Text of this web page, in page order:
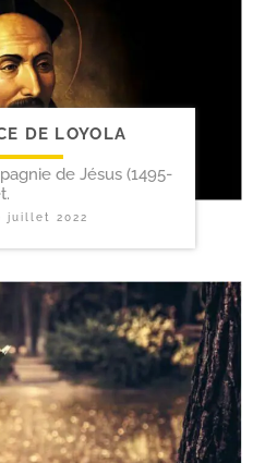
DE LOYOLA
de Jésus (1495-
juillet 2022